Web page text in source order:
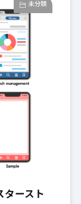
未分類
タースト